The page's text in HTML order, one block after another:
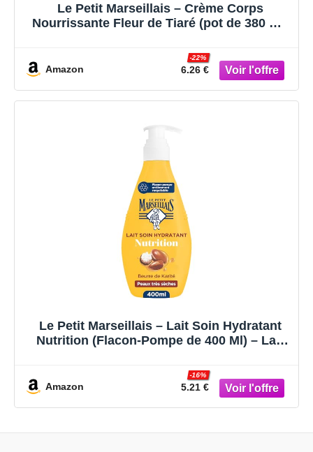
Le Petit Marseillais – Crème Corps
Nourrissante Fleur de Tiaré (pot de 380 ml)
– Formule vegan 95% d'origine naturelle
Amazon 6.26 €
-22%
Le Petit Marseillais – Lait Soin Hydratant
Nutrition (Flacon-Pompe de 400 Ml) – Lait
24H – Lait Corporel au Beurre de Karité,
Amande Douce et Huile d'Argan
Amazon 5.21 €
-16%